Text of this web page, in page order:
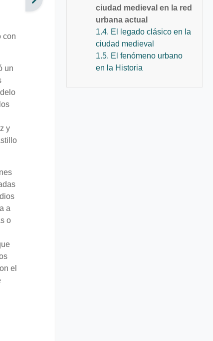
ciudad medieval en la red
urbana actual
1.4. El legado clásico en la
ciudad medieval
1.5. El fenómeno urbano
en la Historia
con
un
y
a
o
el